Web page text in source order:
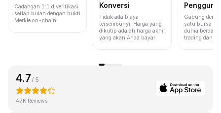
Cadangan 1:1 diverifikasi
setiap bulan dengan bukti
Merkle on-chain.
Konversi
Tidak ada biaya
tersembunyi. Harga yang
dikutip adalah harga akhir
yang akan Anda bayar.
Pengguna
Gabung
satu bursa
dunia
trading dan
4.7 / 5
47K Reviews